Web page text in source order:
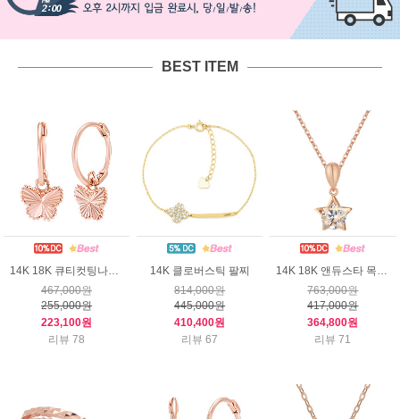
BEST ITEM
14K 18K 큐티컷팅나비 귀걸이
467,000원
255,000원
223,100원
리뷰 78
14K 클로버스틱 팔찌
814,000원
445,000원
410,400원
리뷰 67
14K 18K 앤듀스타 목걸이
763,000원
417,000원
364,800원
리뷰 71